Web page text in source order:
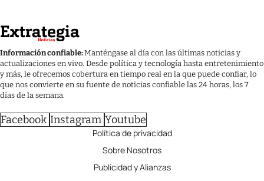
Información confiable:Manténgase al día con las últimas noticias y
actualizaciones en vivo. Desde política y tecnología hasta entretenimiento
y más, le ofrecemos cobertura en tiempo real en la que puede confiar, lo
que nos convierte en su fuente de noticias confiable las 24 horas, los 7
días de la semana.
Facebook Instagram Youtube
Política de privacidad
Sobre Nosotros
Publicidad y Alianzas